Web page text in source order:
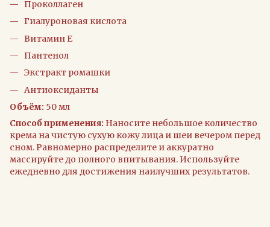
Проколлаген
Гиалуроновая кислота
Витамин Е
Пантенол
Экстракт ромашки
Антиоксиданты
Объём: 50 мл
Способ применения: Наносите небольшое количество
крема на чистую сухую кожу лица и шеи вечером перед
сном. Равномерно распределите и аккуратно
массируйте до полного впитывания. Используйте
ежедневно для достижения наилучших результатов.